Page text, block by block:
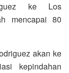
ke Los
mencapai 80
akan ke
kepindahan